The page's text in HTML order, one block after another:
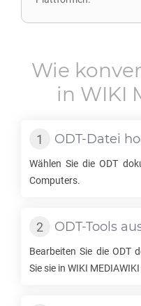
Wie
in WIKI
ODT-Datei
Wählen Sie dieODT
Computers.
ODT-Tools
Bearbeiten Sie die ODT
Sie sie in WIKI MEDIAWIKI